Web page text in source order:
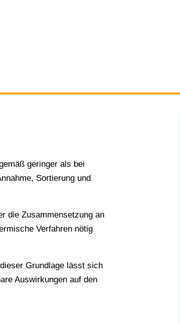
geringer als bei
Sortierung und
die Zusammensetzung an
Verfahren nötig
Grundlage lässt sich
Auswirkungen auf den